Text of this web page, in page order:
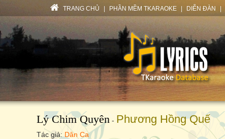
TRANG CHỦ PHẦN MỀM TKARAOKE DIỄN ĐÀN
Lý Chim Quyên - Phương Hồng Quế
Tác giả: Dân Ca